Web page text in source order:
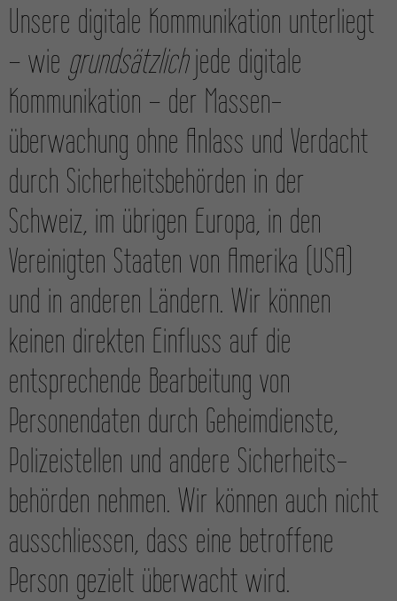
Unsere digitale Kommunikation unterliegt
– wie grundsätzlichjede digitale
Kommunikation – der Massen­
überwachung ohne Anlass und Verdacht
durch Sicher­heitsbehörden in der
Schweiz, im übrigen Europa, in den
Vereinigten Staaten von Amerika (USA)
und in anderen Ländern. Wir können
keinen direkten Einfluss auf die
entsprechende Bearbeitung von
Personen­daten durch Geheim­dienste,
Polizei­stellen und andere Sicherheits­
behörden nehmen. Wir können auch nicht
ausschliessen, dass eine betroffene
Person gezielt überwacht wird.